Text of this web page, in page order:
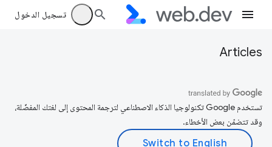
تسجيل الدخول
Articles
تستخدم Google تكنولوجيا الذكاء الاصطناعي لترجمة المحتوى إلى لغتك المفضّلة،
وقد تتضمّن بعض الأخطاء.